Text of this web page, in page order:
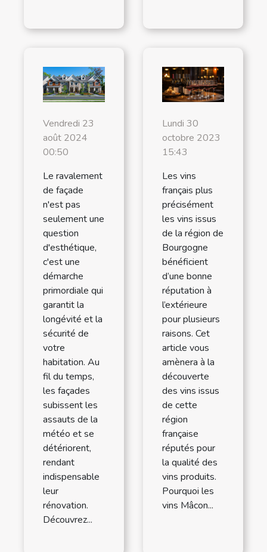
Vendredi 23
août 2024
00:50
Le ravalement
de façade
n'est pas
seulement une
question
d'esthétique,
c'est une
démarche
primordiale qui
garantit la
longévité et la
sécurité de
votre
habitation. Au
fil du temps,
les façades
subissent les
assauts de la
météo et se
détériorent,
rendant
indispensable
leur
rénovation.
Découvrez...
Lundi 30
octobre 2023
15:43
Les vins
français plus
précisément
les vins issus
de la région de
Bourgogne
bénéficient
d’une bonne
réputation à
l’extérieure
pour plusieurs
raisons. Cet
article vous
amènera à la
découverte
des vins issus
de cette
région
française
réputés pour
la qualité des
vins produits.
Pourquoi les
vins Mâcon...